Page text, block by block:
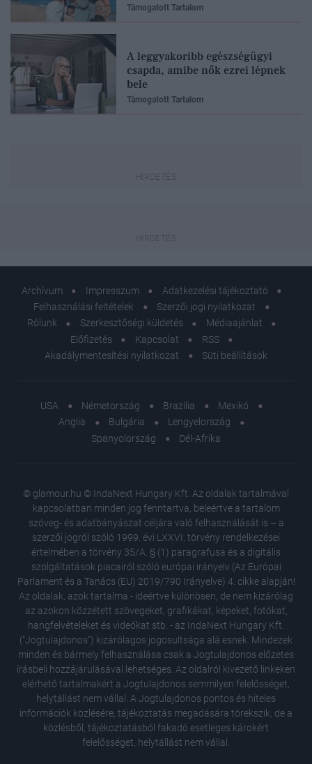
Nem
össze
Támogatott Tartalom
A leggyakoribb egészségügyi
csapda, amibe nők ezrei lépnek
bele
Támogatott Tartalom
Archívum Impresszum
Adatkezelési tájékoztató
Felhasználási feltételek
Szerzői jogi nyilatkozat
Rólunk
Szerkesztőségi küldetés
Médiaajánlat
Előfizetés
Kapcsolat
RSS
Akadálymentesítési nyilatkozat
Süti beállítások
USA Németország Brazília
Mexikó
Anglia
Bulgária
Lengyelország
Spanyolország
Dél-Afrika
© glamour.hu © IndaNext Hungary Kft. Az oldalak tartalmával
kapcsolatban minden jog fenntartva, beleértve a tartalom
szöveg- és adatbányászat céljára való felhasználását is – a
szerzői jogról szóló 1999. évi LXXVI. törvény rendelkezései
értelmében a törvény 35/A. § (1) paragrafusa és a digitális
szolgáltatások piacairól szóló európai irányelv (Az Európai
Parlament és a Tanács (EU) 2019/790 Irányelve) 4. cikke alapján!
Az oldalak, azok tartalma - ideértve különösen, de nem kizárólag
az azokon közzétett szövegeket, grafikákat, képeket, fotókat,
hangfelvételeket és videókat stb. - az IndaNext Hungary Kft.
("Jogtulajdonos") kizárólagos jogosultsága alá esnek. Mindezek
minden és bármely felhasználása csak a Jogtulajdonos előzetes
írásbeli hozzájárulásával lehetséges. Az oldalról kivezető linkeken
elérhető tartalmakért a Jogtulajdonos semmilyen felelősséget,
helytállást nem vállal. A Jogtulajdonos pontos és hiteles
információk közlésére, tájékoztatás megadására törekszik, de a
közlésből, tájékoztatásból fakadó esetleges károkért
felelősséget, helytállást nem vállal.